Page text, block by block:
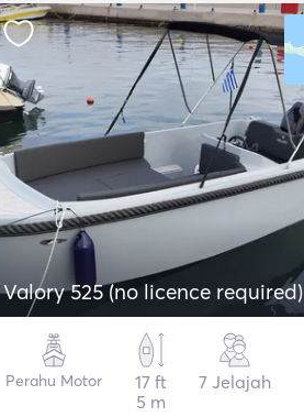
Valory 525 (no licence required)
Perahu Motor
17 ft
5 m
7 Jelajah